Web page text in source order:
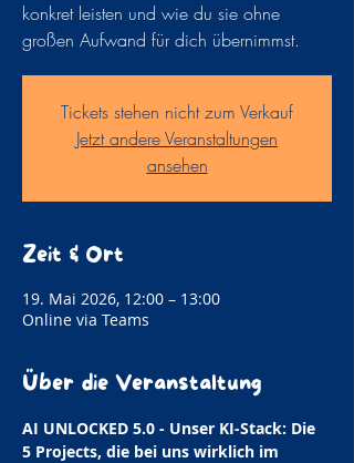
konkret leisten und wie du sie ohne
großen Aufwand für dich übernimmst.
Tickets stehen nicht zum Verkauf
Jetzt andere Veranstaltungen
ansehen
Zeit & Ort
19. Mai 2026, 12:00 – 13:00
Online via Teams
Über die Veranstaltung
AI UNLOCKED 5.0 - Unser KI-Stack: Die
5 Projects, die bei uns wirklich im